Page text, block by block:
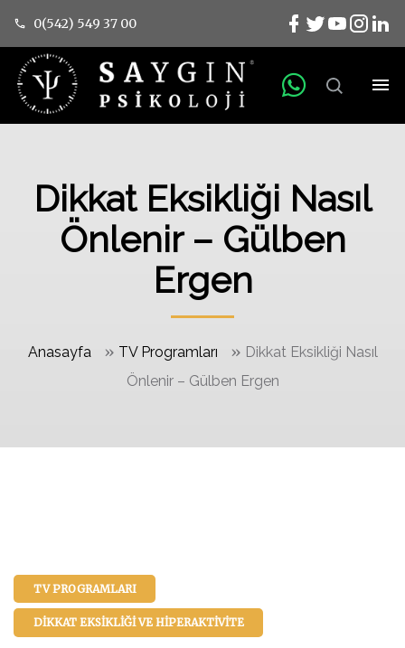
0(542) 549 37 00
Dikkat Eksikliği Nasıl
Önlenir – Gülben
Ergen
Anasayfa » TV Programları » Dikkat Eksikliği Nasıl
Önlenir – Gülben Ergen
TV PROGRAMLARI
DIKKAT EKSIKLIĞI VE HIPERAKTIVITE